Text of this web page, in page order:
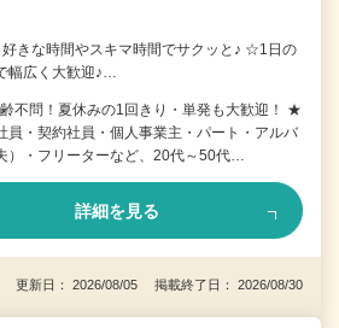
きな時間やスキマ時間でサクッと♪ ☆1日の
幅広く大歓迎♪…
不問！夏休みの1回きり・単発も大歓迎！ ★
員・契約社員・個人事業主・パート・アルバ
）・フリーターなど、20代～50代…
詳細を見る
更新日： 2026/08/05 掲載終了日： 2026/08/30